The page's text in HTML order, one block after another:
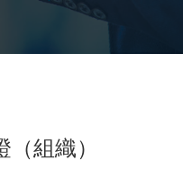
組織）